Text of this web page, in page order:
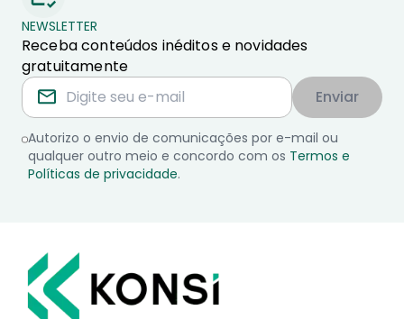
NEWSLETTER
Receba conteúdos inéditos e novidades
gratuitamente
Enviar
Autorizo o envio de comunicações por e-mail ou
qualquer outro meio e concordo com os Termos e
Políticas de privacidade.